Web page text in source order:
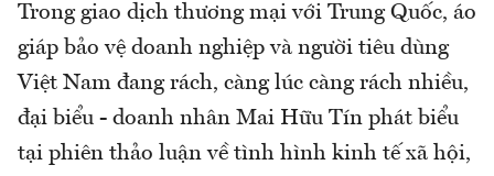
Trong giao dịch thương mại với Trung Quốc, áo
giáp bảo vệ doanh nghiệp và người tiêu dùng
Việt Nam đang rách, càng lúc càng rách nhiều,
đại biểu - doanh nhân Mai Hữu Tín phát biểu
tại phiên thảo luận về tình hình kinh tế xã hội,